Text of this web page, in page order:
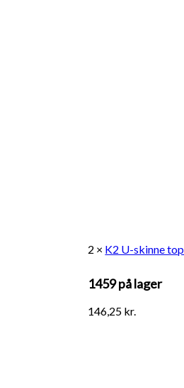
2 × K2 U-skinne
1459 på lager
146,25 kr.